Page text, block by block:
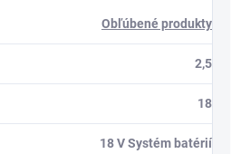
Obľúbené produkty
2,5
18
18 V Systém batérií